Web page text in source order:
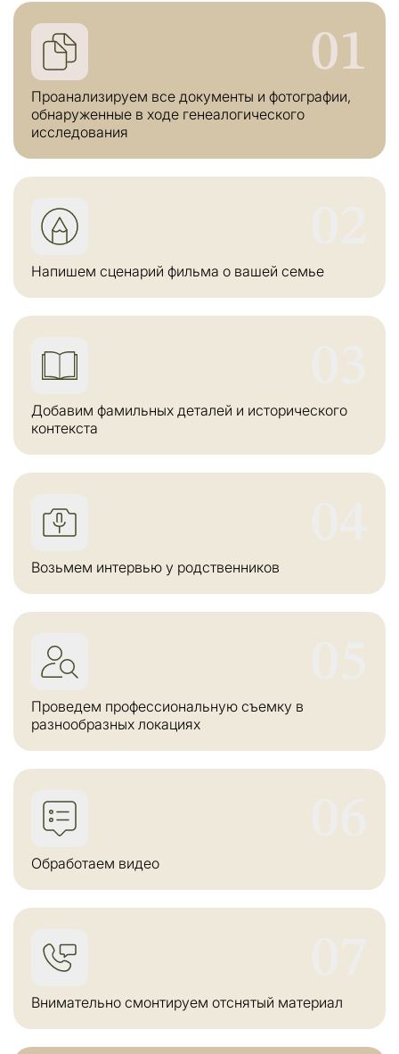
01
Проанализируем все документы и фотографии,
обнаруженные в ходе генеалогического
исследования
Напишем сценарий фильма о вашей семье
Добавим фамильных деталей и исторического
контекста
Возьмем интервью у родственников
Проведем профессиональную съемку в
разнообразных локациях
Обработаем видео
Внимательно смонтируем отснятый материал